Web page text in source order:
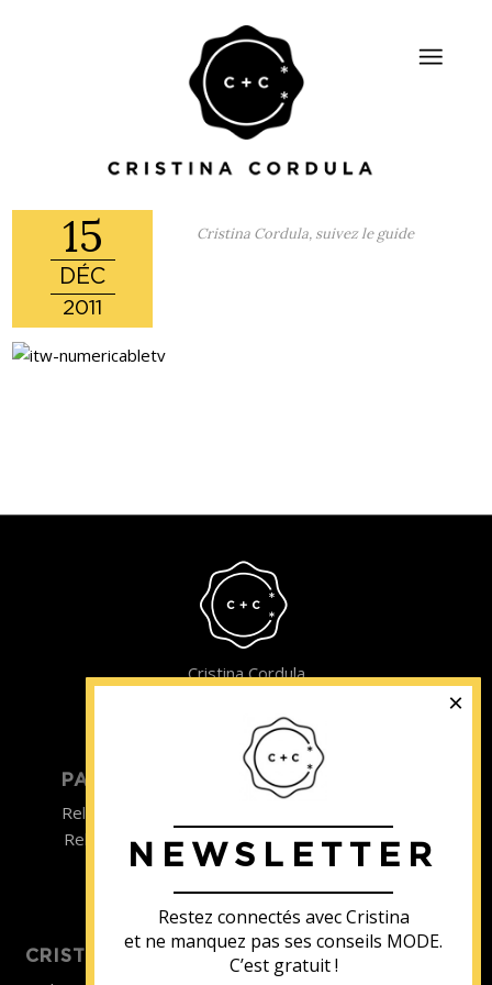
15
DÉC
2011
Cristina Cordula, suivez le guide
Cristina Cordula
PARTICULIER
Relooking homme
Relooking femme
ENTREPRISE
ENTREPRISE
Formations
CRISTINA SOUTIENT
NEWSLETTER
Restez connectés avec Cristina
et ne manquez pas ses conseils MODE.
C’est gratuit !